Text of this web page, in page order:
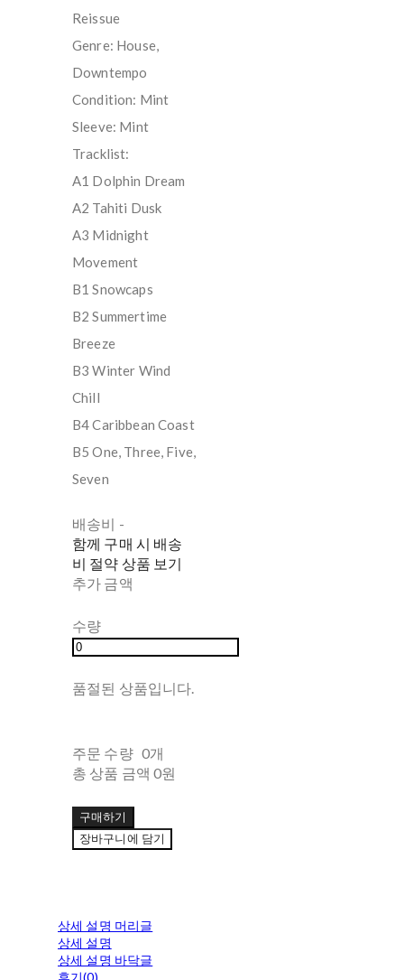
Reissue
Genre: House,
Downtempo
Condition: Mint
Sleeve: Mint
Tracklist:
A1 Dolphin Dream
A2 Tahiti Dusk
A3 Midnight
Movement
B1 Snowcaps
B2 Summertime
Breeze
B3 Winter Wind
Chill
B4 Caribbean Coast
B5 One, Three, Five,
Seven
배송비 -
함께 구매 시 배송
비 절약 상품 보기
추가 금액
수량
품절된 상품입니다.
주문 수량 0개
총 상품 금액 0원
구매하기
장바구니에 담기
상세 설명 머리글
상세 설명
상세 설명 바닥글
후기(0)